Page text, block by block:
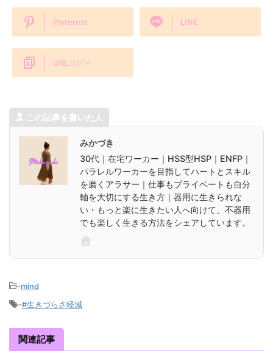
Pinterest LINE
URLコピー
この記事を書いた人
みかづき
30代｜在宅ワーカー｜HSS型HSP｜ENFP｜
パラレルワーカーを目指してハートとスキル
を磨くアラサー｜仕事もプライベートも自分
軸を大切にする生き方｜器用に生きられな
い・もっと楽に生きたい人へ向けて、不器用
でも楽しく生きる方法をシェアしています。
-mind
-#生きづらさ軽減
関連記事